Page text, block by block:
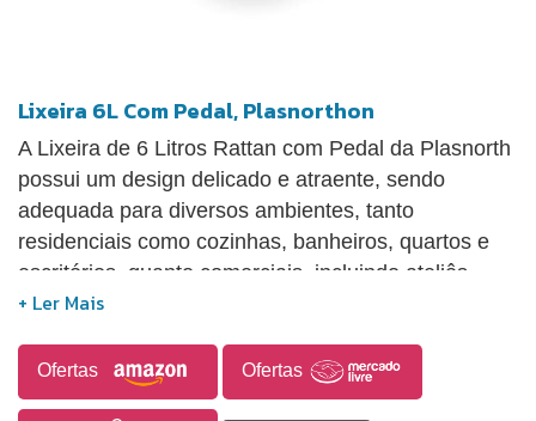
Lixeira 6L Com Pedal, Plasnorthon
A Lixeira de 6 Litros Rattan com Pedal da Plasnorth
possui um design delicado e atraente, sendo
adequada para diversos ambientes, tanto
residenciais como cozinhas, banheiros, quartos e
escritórios, quanto comerciais, incluindo ateliês,
salões de beleza, consultórios e lojas.
Ofertas Ofertas